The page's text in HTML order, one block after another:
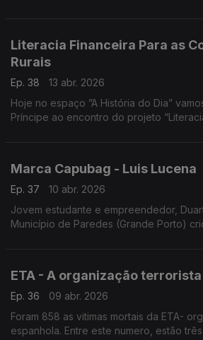
Literacia Financeira Para as
Rurais
Ep. 38
13 abr. 2026
Hoje no espaço ”A História do Dia”
Príncipe ao encontro do projeto
Marca Capubag - Luis Lucena
Ep. 37
10 abr. 2026
Jovem estudante e empreendedor,
Município de Paredes (Grande Porto)
ETA - A organização
Ep. 36
09 abr. 2026
Foram 858 as vitimas mortais da ETA- organização terrorista
espanhola. Entre este numero, estão